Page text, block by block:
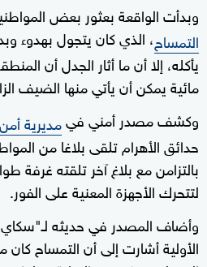
وبدأت الواقعة بعثور بعض
التمساح، الذي كان يتجول بهدوء
يأكله، إلا أن ما أثار الجدل أن
مائية يمكن أن يأتي منها الضيف
وكشف مصدر أمني فيمديرية
حدائق الأهرام تلقى بلاغا من
بالتزامن مع بلاغ آخر تلقته غرفة
لتتحرك الأجهزة المعنية على الفور.
وأضاف المصدر في حديثه لـ"سكاي
الأولية أشارت إلى أن التمساح